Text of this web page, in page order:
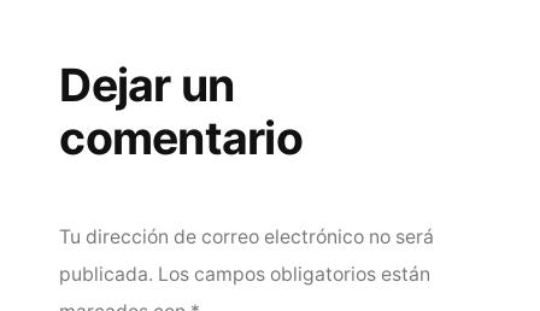
Dejar un
comentario
Tu dirección de correo electrónico no será
publicada. Los campos obligatorios están